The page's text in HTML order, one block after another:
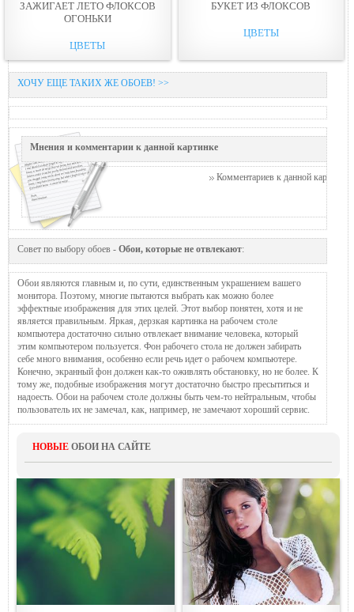
ЗАЖИГАЕТ ЛЕТО ФЛОКСОВ
ОГОНЬКИ
ЦВЕТЫ
БУКЕТ ИЗ ФЛОКСОВ
ЦВЕТЫ
ХОЧУ ЕЩЕ ТАКИХ ЖЕ ОБОЕВ! >>
Мнения и комментарии к данной картинке
Комментариев к данной картинке
Совет по выбору обоев - Обои, которые не отвлекают:
Обои являются главным и, по сути, единственным украшением вашего
монитора. Поэтому, многие пытаются выбрать как можно более
эффектные изображения для этих целей. Этот выбор понятен, хотя и не
является правильным. Яркая, дерзкая картинка на рабочем столе
компьютера достаточно сильно отвлекает внимание человека, который
этим компьютером пользуется. Фон рабочего стола не должен забирать
себе много внимания, особенно если речь идет о рабочем компьютере.
Конечно, экранный фон должен как-то оживлять обстановку, но не более. К
тому же, подобные изображения могут достаточно быстро пресытиться и
надоесть. Обои на рабочем столе должны быть чем-то нейтральным, чтобы
пользователь их не замечал, как, например, не замечают хороший сервис.
НОВЫЕ ОБОИ НА САЙТЕ